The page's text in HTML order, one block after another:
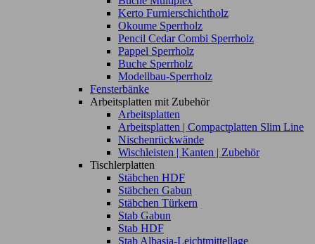
Kerto Furnierschichtholz
Okoume Sperrholz
Pencil Cedar Combi Sperrholz
Pappel Sperrholz
Buche Sperrholz
Modellbau-Sperrholz
Fensterbänke
Arbeitsplatten mit Zubehör
Arbeitsplatten
Arbeitsplatten | Compactplatten Slim Line
Nischenrückwände
Wischleisten | Kanten | Zubehör
Tischlerplatten
Stäbchen HDF
Stäbchen Gabun
Stäbchen Türkern
Stab Gabun
Stab HDF
Stab Albasia-Leichtmittellage